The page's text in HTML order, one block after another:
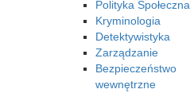
Polityka Społeczna
Kryminologia
Detektywistyka
Zarządzanie
Bezpieczeństwo
wewnętrzne